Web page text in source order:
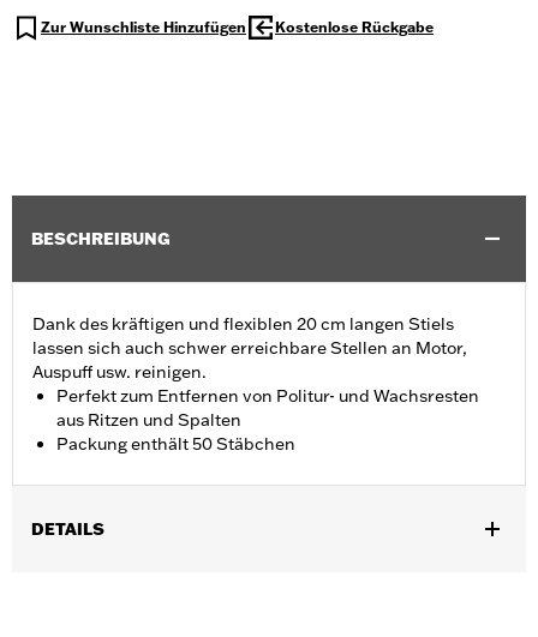
Zur Wunschliste Hinzufügen Kostenlose Rückgabe
BESCHREIBUNG
Dank des kräftigen und flexiblen 20 cm langen Stiels
lassen sich auch schwer erreichbare Stellen an Motor,
Auspuff usw. reinigen.
Perfekt zum Entfernen von Politur- und Wachsresten
aus Ritzen und Spalten
Packung enthält 50 Stäbchen
DETAILS